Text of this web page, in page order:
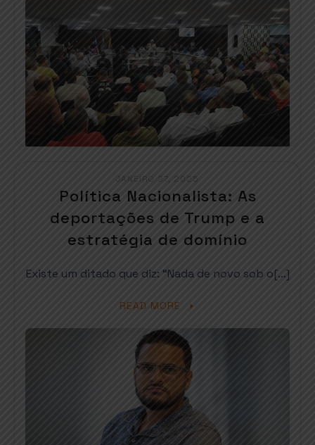
JANEIRO 27, 2025
Política Nacionalista: As
deportações de Trump e a
estratégia de domínio
Existe um ditado que diz: “Nada de novo sob o[…]
READ MORE